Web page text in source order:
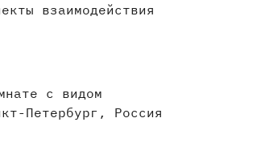
взаимодействия
с видом
Петербург, Россия